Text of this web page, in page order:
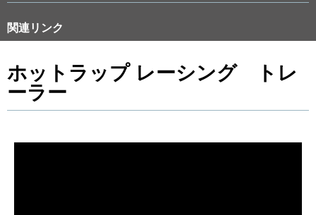
関連リンク
ホットラップ レーシング トレ
ーラー